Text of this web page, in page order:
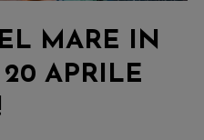
MARE IN
APRILE